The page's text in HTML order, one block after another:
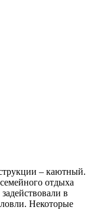
– каютный.
отдыха
в
Некоторые